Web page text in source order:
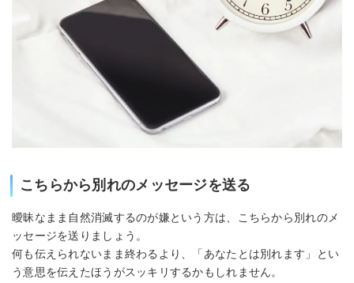
こちらから別れのメッセージを送る
曖昧なまま自然消滅するのが嫌という方は、こちらから別れのメ
ッセージを送りましょう。
何も伝えられないまま終わるより、「あなたとは別れます」とい
う意思を伝えたほうがスッキリするかもしれません。